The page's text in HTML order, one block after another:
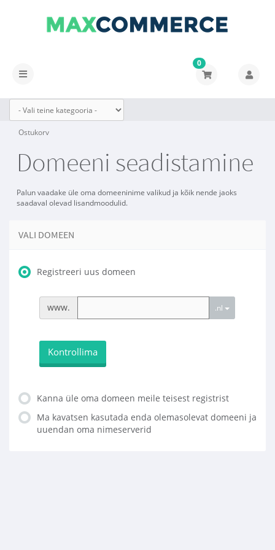
Lülitage
0
Ostukorv
Domeeni seadistamine
Palun vaadake üle oma domeeninime valikud ja kõik nende jaoks
saadaval olevad lisandmoodulid.
VALI DOMEEN
Registreeri uus domeen
www. .nl
Kontrollima
Kanna üle oma domeen meile teisest registrist
Ma kavatsen kasutada enda olemasolevat domeeni ja
uuendan oma nimeserverid